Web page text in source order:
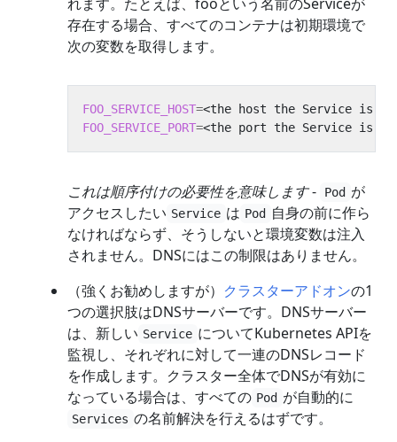
存在する場合、すべてのコンテナは初期環境で
次の変数を取得します。
FOO_SERVICE_HOST=
FOO_SERVICE_PORT=
これは順序付けの必要性を意味します- Pod が
アクセスしたい Service は Pod
自身の前に作ら
なければならず、そうしないと環境変数は注入
されません。DNSにはこの制限はありません。
（強くお勧めしますが） クラスターアドオンの1
つの選択肢はDNSサーバーです。DNSサーバー
は、新しい Service についてKubernetes APIを
監視し、それぞれに対して一連のDNSレコード
を作成します。クラスター全体でDNSが有効に
なっている場合は、すべての Pod が自動的に
Services の名前解決を行えるはずです。